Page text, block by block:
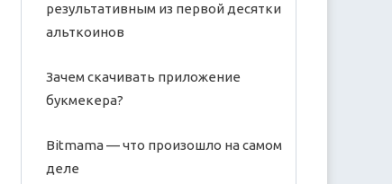
результативным из первой десятки
альткоинов
Зачем скачивать приложение
букмекера?
Bitmama — что произошло на самом
деле